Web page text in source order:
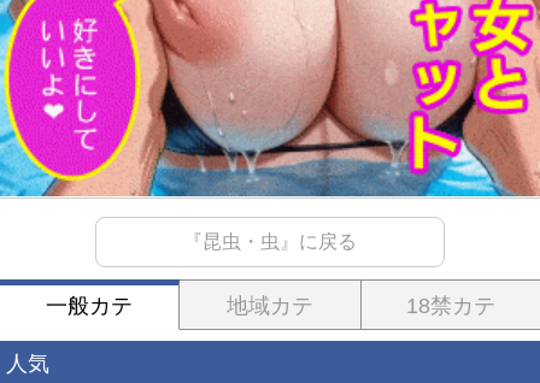
『昆虫・虫』に戻る
一般カテ 地域カテ 18禁カテ
人気